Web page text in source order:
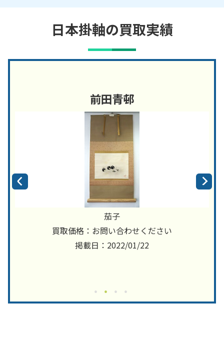
日本掛軸の買取実績
前田青邨
茄子
買取価格：お問い合わせください
掲載日：2022/01/22